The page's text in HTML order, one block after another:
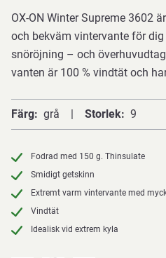
OX-ON Winter Supreme 3602
och bekväm vintervante för
snöröjning – och
vanten är 100 % vindtät och
Färg grå Storlek 9
Fodrad med 150 g. Thinsulate
Smidigt getskinn
Extremt varm vintervante med
Vindtät
Idealisk vid extrem kyla